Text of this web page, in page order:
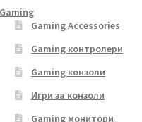
Gaming
Gaming Accessories
Gaming контролери
Gaming конзоли
Игри за конзоли
Gaming монитори